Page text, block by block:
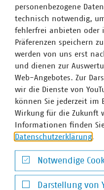
Folgen des
konsequent weitergeführt
dass die Länder die
Infrastrukturmaßnahmen
können. Daher ist die
Gremiums genau der
und die finanzielle
koordinieren.“
Ute Weiland,
Kaufleute und
und ausreichende
Betrieb. Infolge des
Osten der Republik -
Dürrephasen und
personenbezogene
technisch notwendig,
fehlerfrei anbieten oder
Präferenzen speichern
werden von uns erst
und dienen zur
Web-Angebotes. Zur
wir die Dienste von
können Sie jederzeit im
Wirkung für die Zukunft
Informationen finden
Datenschutzerklärung.
Notwendige
Notwendige Cookies
Darstellung von